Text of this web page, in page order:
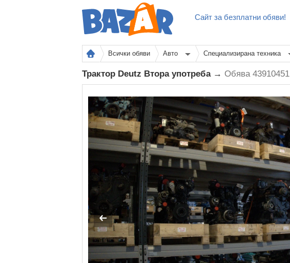
Сайт за безплатни обяви!
Всички обяви Авто Специализирана техника
Трактор Deutz Втора употреба → Обява 43910451